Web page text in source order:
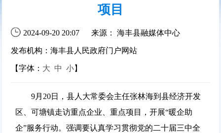
项目
2024-09-20 20:07 来源： 海丰县融媒体中心
发布机构：海丰县人民政府门户网站
【字体： 大 中 小】
9月20日，县人大常委会主任张林海到县经济开发
区、可塘镇走访重点企业、重点项目，开展“暖企助
企”服务行动。强调要认真学习贯彻党的二十届三中全